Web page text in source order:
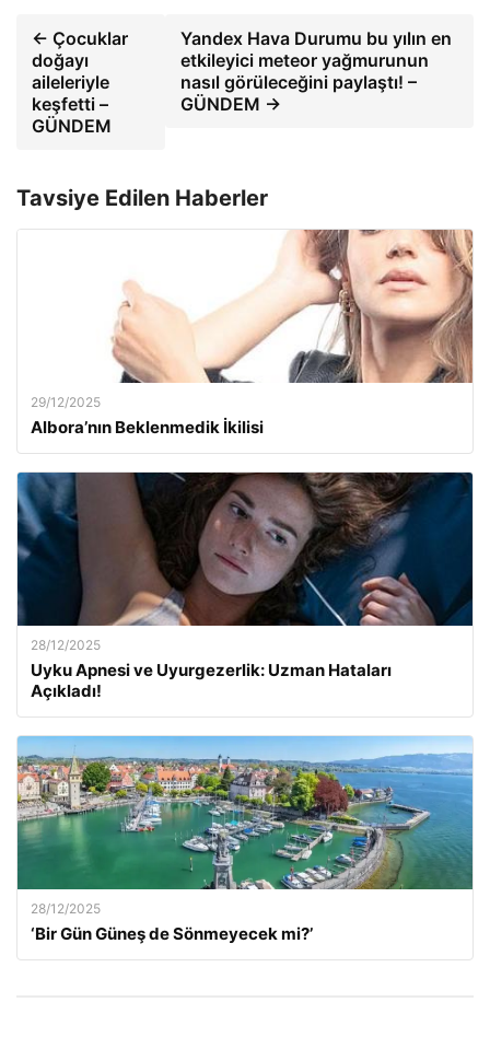
← Çocuklar
doğayı
aileleriyle
keşfetti –
GÜNDEM
Yandex Hava Durumu bu yılın en
etkileyici meteor yağmurunun
nasıl görüleceğini paylaştı! –
GÜNDEM →
Tavsiye Edilen Haberler
29/12/2025
Albora’nın Beklenmedik İkilisi
28/12/2025
Uyku Apnesi ve Uyurgezerlik: Uzman Hataları
Açıkladı!
28/12/2025
‘Bir Gün Güneş de Sönmeyecek mi?’